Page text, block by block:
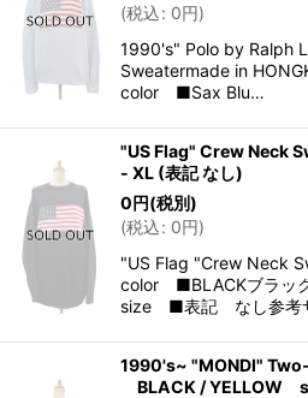
(税込: 0円)
1990's" Polo by Ralph
Sweatermade in
color ■Sax Blu…
"US Flag" Crew
- XL (表記 なし)
0円(税別)
(税込: 0円)
"US Flag "Crew
color ■BLACKブラ
size ■表記 なし参考
1990's~ "MONDI"
BLACK / YELLOW